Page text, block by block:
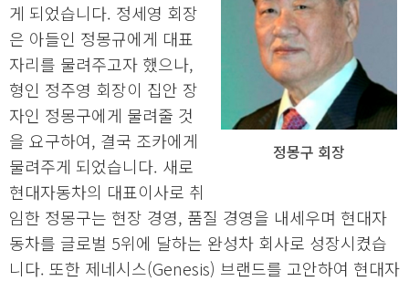
정몽구 회장
게 되었습니다. 정세영 회장
은 아들인 정몽규에게 대표
자리를 물려주고자 했으나,
형인 정주영 회장이 집안 장
자인 정몽구에게 물려줄 것
을 요구하여, 결국 조카에게
물려주게 되었습니다. 새로
현대자동차의 대표이사로 취
임한 정몽구는 현장 경영, 품질 경영을 내세우며 현대자
동차를 글로벌 5위에 달하는 완성차 회사로 성장시켰습
니다. 또한 제네시스(Genesis) 브랜드를 고안하여 현대자